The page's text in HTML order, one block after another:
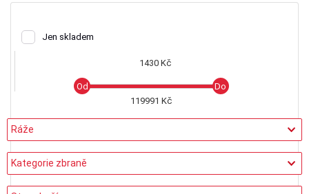
Jen skladem
1430 Kč
119991 Kč